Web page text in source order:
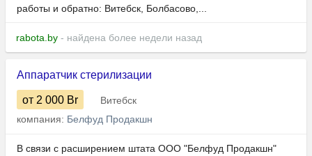
работы и обратно: Витебск, Болбасово,...
rabota.by - найдена более недели назад
Аппаратчик стерилизации
от 2 000 Br
Витебск
компания: Белфуд Продакшн
В связи с расширением штата ООО "Белфуд Продакшн"